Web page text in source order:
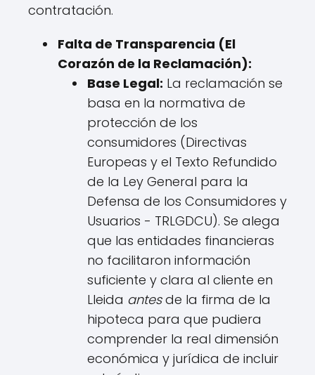
contratación.
Falta de Transparencia (El
Corazón de la Reclamación):
Base Legal: La reclamación se
basa en la normativa de
protección de los
consumidores (Directivas
Europeas y el Texto Refundido
de la Ley General para la
Defensa de los Consumidores y
Usuarios - TRLGDCU). Se alega
que las entidades financieras
no facilitaron información
suficiente y clara al cliente en
Lleida antesde la firma de la
hipoteca para que pudiera
comprender la real dimensión
económica y jurídica de incluir